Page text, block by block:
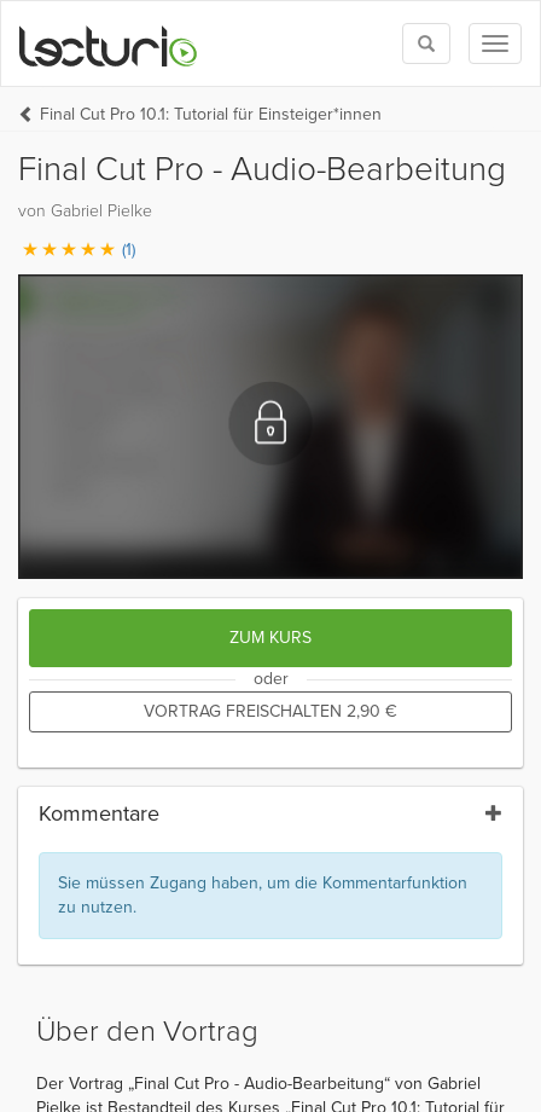
Toggle
search
Final Cut Pro 10.1: Tutorial für Einsteiger*innen
Final Cut Pro - Audio-Bearbeitung
von Gabriel Pielke
(1)
ZUM KURS
oder
VORTRAG FREISCHALTEN 2,90 €
Kommentare
Sie müssen Zugang haben, um die Kommentarfunktion
zu nutzen.
Über den Vortrag
Der Vortrag „Final Cut Pro - Audio-Bearbeitung“ von Gabriel
Pielke ist Bestandteil des Kurses „Final Cut Pro 10.1: Tutorial für